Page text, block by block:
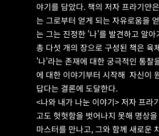
야기를 담았다. 책의 저자 프라기얀
는 그로부터 얻게 되는 자유로움을
는 그는 진정한 '나'를 발견하고 알
총 다섯 개의 장으로 구성된 책은 육
'나'라는 존재에 대한 궁극적인 통찰
에 대한 이야기부터 시작해  자신이
답다는 결론에 도달한다.
<나와 내가 나눈 이야기> 저자 프라
고도 헛헛함을 벗어나지 못해 명상
마스터를 만나고, 그와 함께 새로운